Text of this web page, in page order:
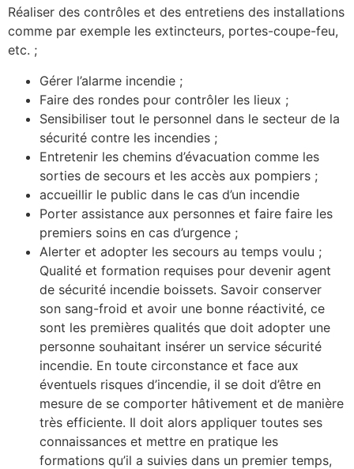
Réaliser des contrôles et des entretiens des installations
comme par exemple les extincteurs, portes-coupe-feu,
etc. ;
Gérer l’alarme incendie ;
Faire des rondes pour contrôler les lieux ;
Sensibiliser tout le personnel dans le secteur de la
sécurité contre les incendies ;
Entretenir les chemins d’évacuation comme les
sorties de secours et les accès aux pompiers ;
accueillir le public dans le cas d’un incendie
Porter assistance aux personnes et faire faire les
premiers soins en cas d’urgence ;
Alerter et adopter les secours au temps voulu ;
Qualité et formation requises pour devenir agent
de sécurité incendie boissets. Savoir conserver
son sang-froid et avoir une bonne réactivité, ce
sont les premières qualités que doit adopter une
personne souhaitant insérer un service sécurité
incendie. En toute circonstance et face aux
éventuels risques d’incendie, il se doit d’être en
mesure de se comporter hâtivement et de manière
très efficiente. Il doit alors appliquer toutes ses
connaissances et mettre en pratique les
formations qu’il a suivies dans un premier temps,